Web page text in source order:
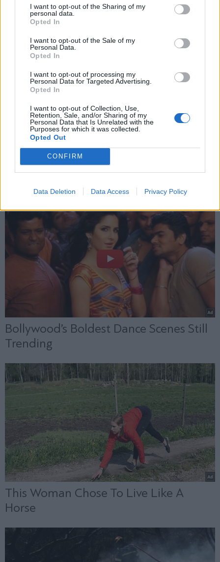
I want to opt-out of the Sharing of my
personal data.
Opted In
I want to opt-out of the Sale of my
Personal Data.
Opted In
I want to opt-out of processing my
Personal Data for Targeted Advertising.
Opted In
I want to opt-out of Collection, Use,
Retention, Sale, and/or Sharing of my
Personal Data that Is Unrelated with the
Purposes for which it was collected.
Opted Out
CONFIRM
Data Deletion Data Access Privacy Policy
ΑΘΛΗΤΙΚΑ ΝΕΑ
ΣΟΦΙΑ ΚΑΡΑΚΑΣΙΔΗ
Μπαρτσελόνα - Θέλτα 4-3: Και στο
τέλος... μιλάει ο "μάγος" Ραφίνια!
Αποδέχομαι τους
και την πολιτική απορρήτου
X